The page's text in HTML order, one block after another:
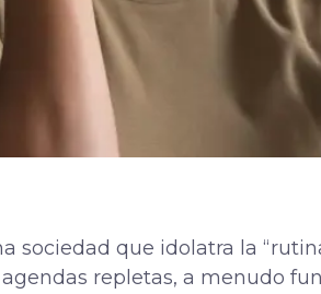
sociedad que idolatra la
repletas, a menudo